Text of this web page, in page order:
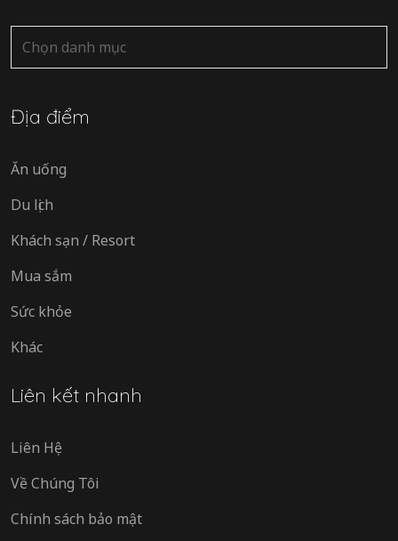
Danh
mục
Địa điểm
Ăn uống
Du lịch
Khách sạn / Resort
Mua sắm
Sức khỏe
Khác
Liên kết nhanh
Liên Hệ
Về Chúng Tôi
Chính sách bảo mật